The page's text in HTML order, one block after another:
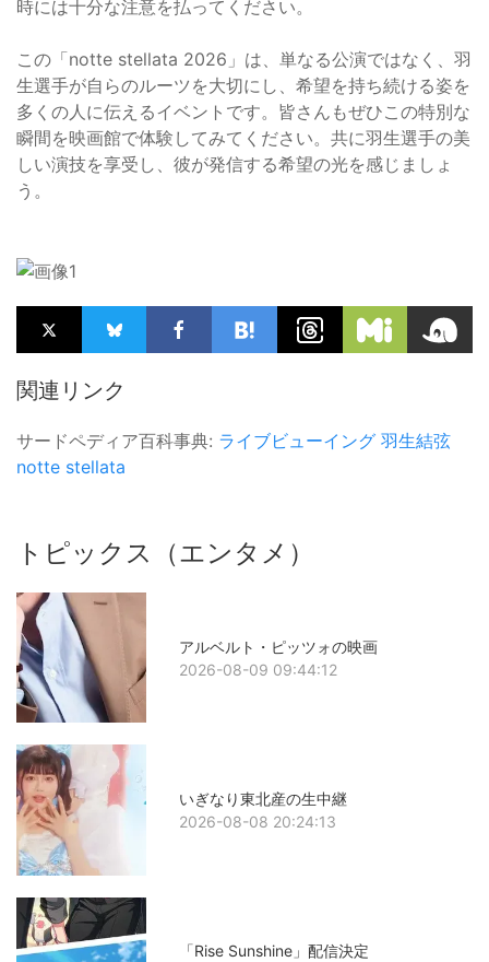
時には十分な注意を払ってください。
この「notte stellata 2026」は、単なる公演ではなく、羽
生選手が自らのルーツを大切にし、希望を持ち続ける姿を
多くの人に伝えるイベントです。皆さんもぜひこの特別な
瞬間を映画館で体験してみてください。共に羽生選手の美
しい演技を享受し、彼が発信する希望の光を感じましょ
う。
関連リンク
サードペディア百科事典: ライブビューイング 羽生結弦
notte stellata
トピックス（エンタメ）
アルベルト・ピッツォの映画
2026-08-09 09:44:12
いぎなり東北産の生中継
2026-08-08 20:24:13
「Rise Sunshine」配信決定